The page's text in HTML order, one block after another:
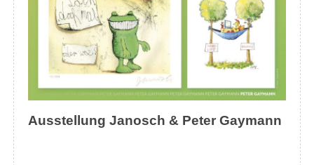
Ausstellung Janosch & Peter Gaymann